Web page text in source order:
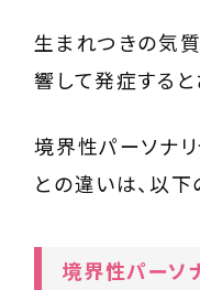
生まれつきの気
響して発症すると
境界性パーソナ
との違いは、以下
境界性パーソ